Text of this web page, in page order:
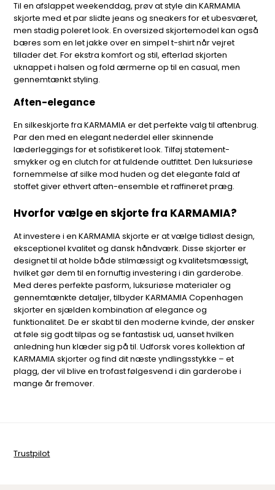
Til en afslappet weekenddag, prøv at style din KARMAMIA
skjorte med et par slidte jeans og sneakers for et ubesværet,
men stadig poleret look. En oversized skjortemodel kan også
bæres som en let jakke over en simpel t-shirt når vejret
tillader det. For ekstra komfort og stil, efterlad skjorten
uknappet i halsen og fold ærmerne op til en casual, men
gennemtænkt styling.
Aften-elegance
En silkeskjorte fra KARMAMIA er det perfekte valg til aftenbrug.
Par den med en elegant nederdel eller skinnende
læderleggings for et sofistikeret look. Tilføj statement-
smykker og en clutch for at fuldende outfittet. Den luksuriøse
fornemmelse af silke mod huden og det elegante fald af
stoffet giver ethvert aften-ensemble et raffineret præg.
Hvorfor vælge en skjorte fra KARMAMIA?
At investere i en KARMAMIA skjorte er at vælge tidløst design,
eksceptionel kvalitet og dansk håndværk. Disse skjorter er
designet til at holde både stilmæssigt og kvalitetsmæssigt,
hvilket gør dem til en fornuftig investering i din garderobe.
Med deres perfekte pasform, luksuriøse materialer og
gennemtænkte detaljer, tilbyder KARMAMIA Copenhagen
skjorter en sjælden kombination af elegance og
funktionalitet. De er skabt til den moderne kvinde, der ønsker
at føle sig godt tilpas og se fantastisk ud, uanset hvilken
anledning hun klæder sig på til. Udforsk vores kollektion af
KARMAMIA skjorter og find dit næste yndlingsstykke – et
plagg, der vil blive en trofast følgesvend i din garderobe i
mange år fremover.
Trustpilot